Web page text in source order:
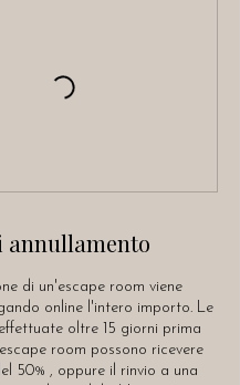
annullamento
di un'escape room viene
online l'intero importo. Le
oltre 15 giorni prima
room possono ricevere
50% , oppure il rinvio a una